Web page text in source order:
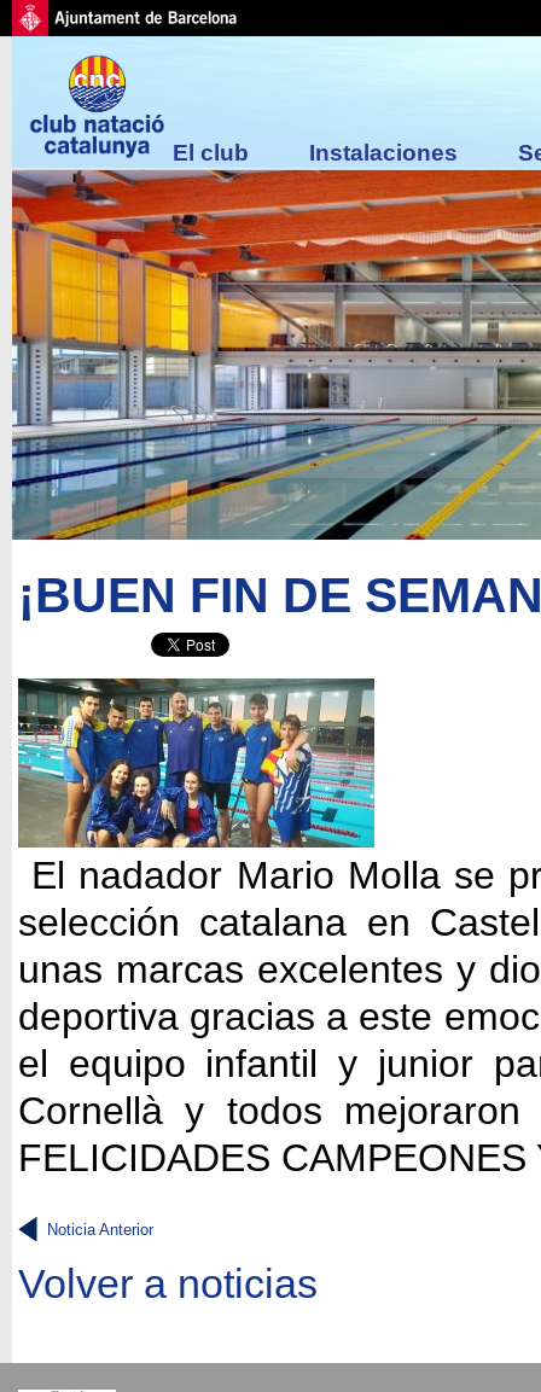
El club Instalaciones
¡BUEN FIN DE
El nadador Mario Molla se
selección catalana en
unas marcas excelentes y
deportiva gracias a este
el equipo infantil y junior
Cornellà y todos mejoraron
FELICIDADES CAMPEONES
Noticia Anterior
Volver a noticias